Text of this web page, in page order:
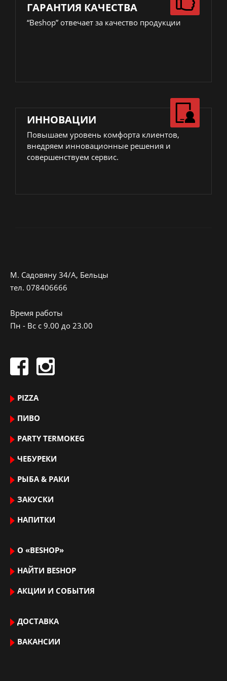
ГАРАНТИЯ КАЧЕСТВА
“Beshop” отвечает за качество продукции
ИННОВАЦИИ
Повышаем уровень комфорта клиентов,
внедряем инновационные решения и
совершенствуем сервис.
M. Садовяну 34/A, Бельцы
тeл. 078406666
Время работы
Пн - Вс с 9.00 до 23.00
PIZZA
ПИВО
PARTY TERMOKEG
ЧЕБУРЕКИ
РЫБА & РАКИ
ЗАКУСКИ
НАПИТКИ
О «BESHOP»
НАЙТИ ВЕSHOP
АКЦИИ И СОБЫТИЯ
ДОСТАВКА
ВАКАНСИИ